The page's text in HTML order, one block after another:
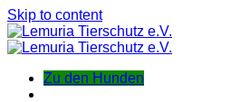
Skip to content
Zu den Hunden